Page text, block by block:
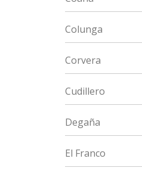
Colunga
Corvera
Cudillero
Degaña
El Franco